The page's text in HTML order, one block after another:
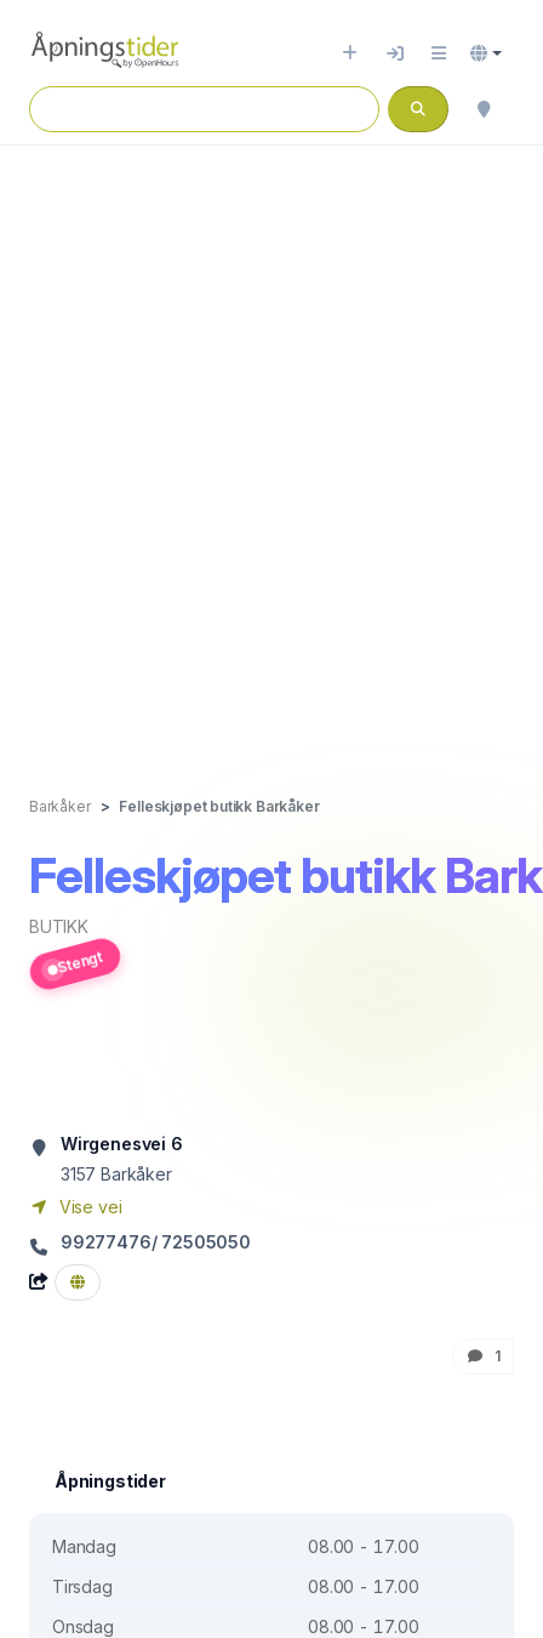
Barkåker Felleskjøpet butikk Barkåker
Felleskjøpet butikk
BUTIKK
Stengt
Wirgenesvei 6
3157 Barkåker
Vise vei
99277476/ 72505050
1
Åpningstider
Mandag
08.00 - 17.00
Tirsdag
08.00 - 17.00
Onsdag
08.00 - 17.00